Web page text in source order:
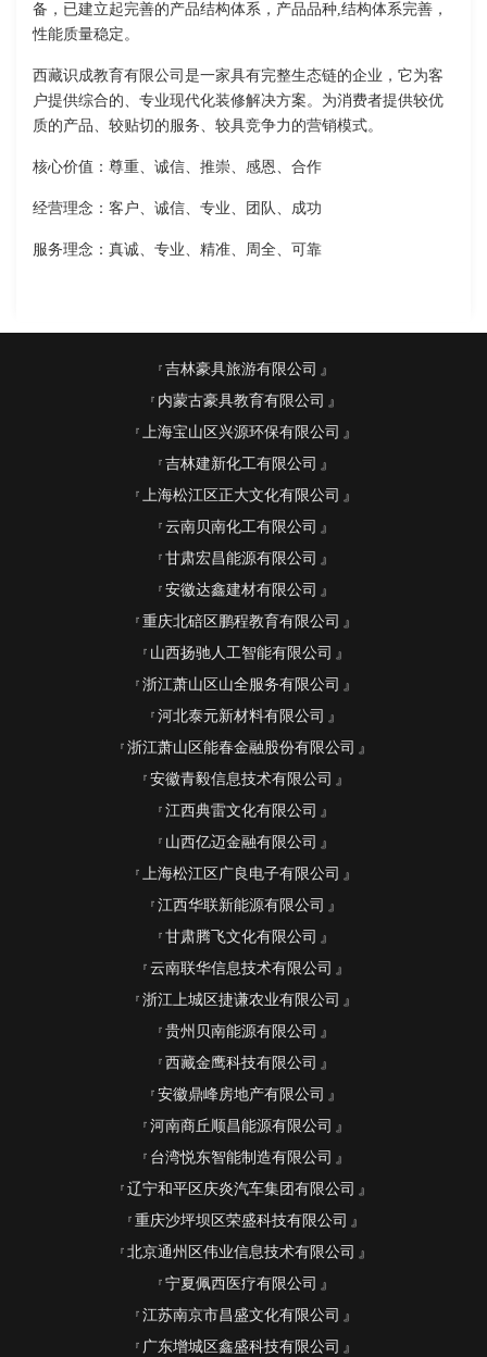
备，已建立起完善的产品结构体系，产品品种,结构体系完善，
性能质量稳定。
西藏识成教育有限公司是一家具有完整生态链的企业，它为客
户提供综合的、专业现代化装修解决方案。为消费者提供较优
质的产品、较贴切的服务、较具竞争力的营销模式。
核心价值：尊重、诚信、推崇、感恩、合作
经营理念：客户、诚信、专业、团队、成功
服务理念：真诚、专业、精准、周全、可靠
吉林豪具旅游有限公司
内蒙古豪具教育有限公司
上海宝山区兴源环保有限公司
吉林建新化工有限公司
上海松江区正大文化有限公司
云南贝南化工有限公司
甘肃宏昌能源有限公司
安徽达鑫建材有限公司
重庆北碚区鹏程教育有限公司
山西扬驰人工智能有限公司
浙江萧山区山全服务有限公司
河北泰元新材料有限公司
浙江萧山区能春金融股份有限公司
安徽青毅信息技术有限公司
江西典雷文化有限公司
山西亿迈金融有限公司
上海松江区广良电子有限公司
江西华联新能源有限公司
甘肃腾飞文化有限公司
云南联华信息技术有限公司
浙江上城区捷谦农业有限公司
贵州贝南能源有限公司
西藏金鹰科技有限公司
安徽鼎峰房地产有限公司
河南商丘顺昌能源有限公司
台湾悦东智能制造有限公司
辽宁和平区庆炎汽车集团有限公司
重庆沙坪坝区荣盛科技有限公司
北京通州区伟业信息技术有限公司
宁夏佩西医疗有限公司
江苏南京市昌盛文化有限公司
广东增城区鑫盛科技有限公司